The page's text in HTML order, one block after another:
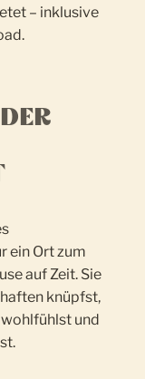
– inklusive
ein Ort zum
auf Zeit. Sie
knüpfst,
und